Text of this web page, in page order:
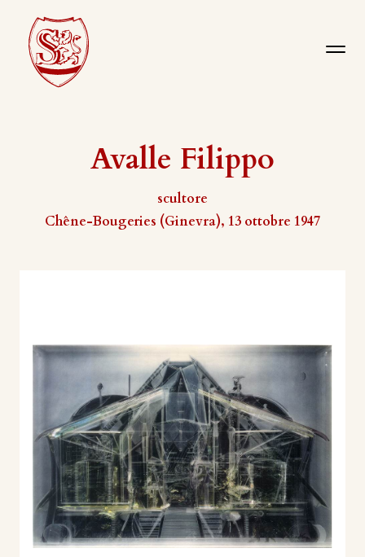
Avalle Filippo
scultore
Chêne-Bougeries (Ginevra), 13 ottobre 1947